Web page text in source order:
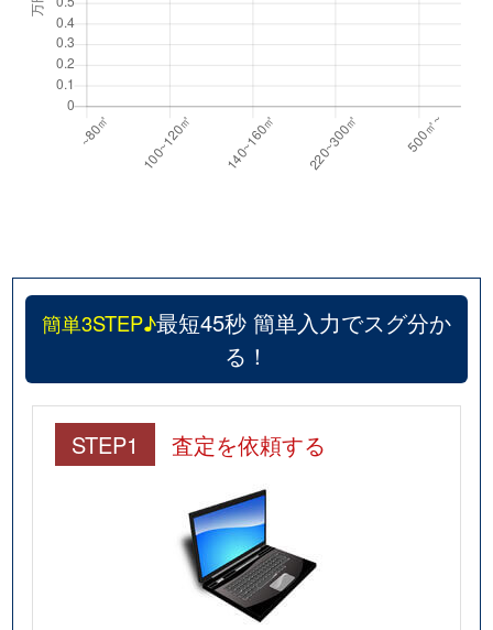
簡単3STEP♪最短45秒 簡単入力でスグ分か
る！
STEP1 査定を依頼する